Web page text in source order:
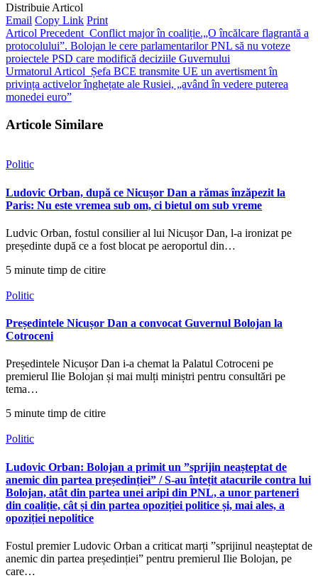
Distribuie Articol
Email Copy Link Print
Articol Precedent Conflict major în coaliție.„O încălcare flagrantă a
protocolului”. Bolojan le cere parlamentarilor PNL să nu voteze
proiectele PSD care modifică deciziile Guvernului
Urmatorul Articol Șefa BCE transmite UE un avertisment în
privința activelor înghețate ale Rusiei, „având în vedere puterea
monedei euro”
Articole Similare
Politic
Ludovic Orban, după ce Nicușor Dan a rămas înzăpezit la
Paris: Nu este vremea sub om, ci bietul om sub vreme
Ludvic Orban, fostul consilier al lui Nicușor Dan, l-a ironizat pe
președinte după ce a fost blocat pe aeroportul din…
5 minute timp de citire
Politic
Președintele Nicușor Dan a convocat Guvernul Bolojan la
Cotroceni
Președintele Nicușor Dan i-a chemat la Palatul Cotroceni pe
premierul Ilie Bolojan și mai mulți miniștri pentru consultări pe
tema…
5 minute timp de citire
Politic
Ludovic Orban: Bolojan a primit un ”sprijin neașteptat de
anemic din partea președinției” / S-au întețit atacurile contra lui
Bolojan, atât din partea unei aripi din PNL, a unor parteneri
din coaliție, cât și din partea opoziției politice și, mai ales, a
opoziției nepolitice
Fostul premier Ludovic Orban a criticat marți ”sprijinul neașteptat de
anemic din partea președinției” pentru premierul Ilie Bolojan, pe
care…